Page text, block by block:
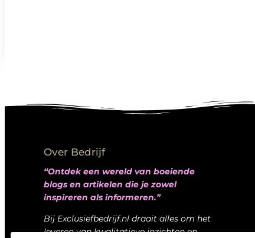
Over Bedrijf
“Ontdek een wereld van boeiende
blogs en artikelen die je zowel
inspireren als informeren.”
Bij Exclusiefbedrijf.nl draait alles om het
leveren van kwalitatieve inzichten en